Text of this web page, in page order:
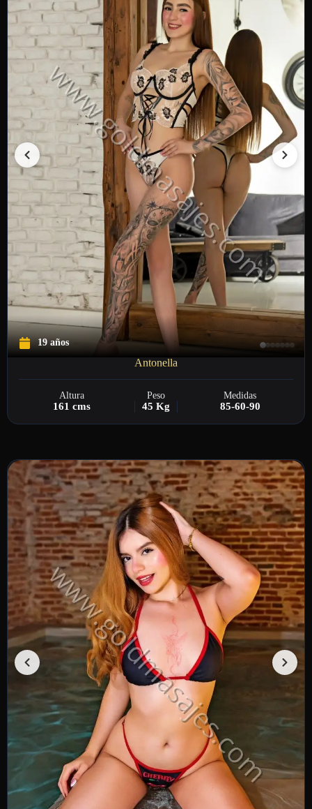
19 años
Antonella
Altura Peso Medidas
161 cms 45 Kg 85-60-90